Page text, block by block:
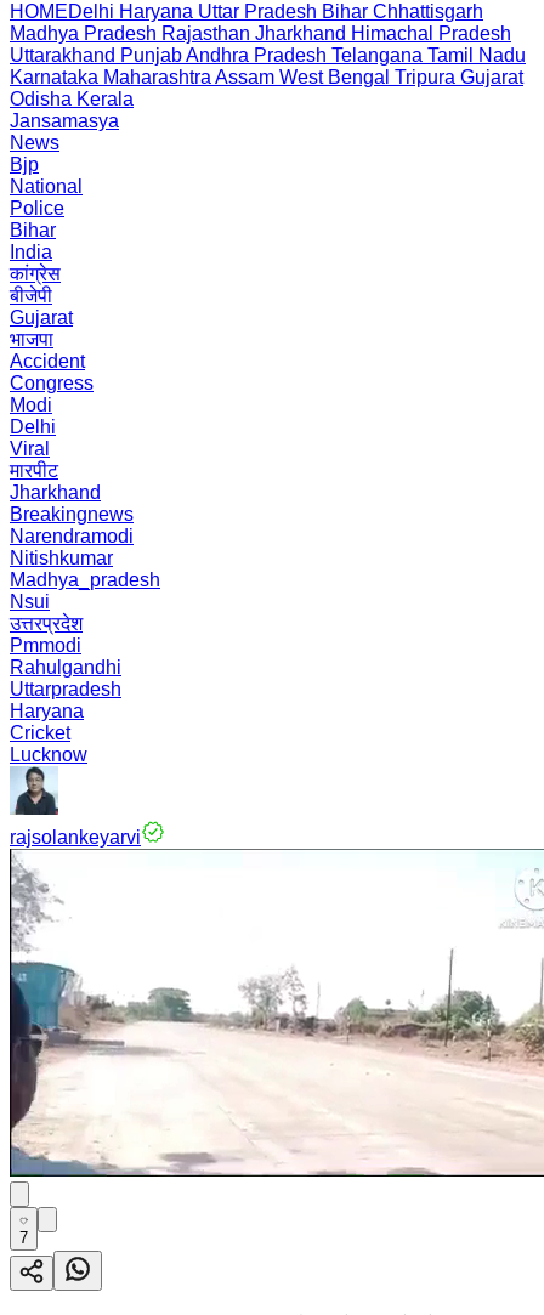
HOMEDelhi Haryana Uttar Pradesh Bihar Chhattisgarh
Madhya Pradesh Rajasthan Jharkhand Himachal Pradesh
Uttarakhand PunjabAndhra Pradesh Telangana Tamil Nadu
Karnataka Maharashtra Assam West Bengal Tripura Gujarat
Odisha Kerala
Jansamasya
News
Bjp
National
Police
Bihar
India
कांग्रेस
बीजेपी
Gujarat
भाजपा
Accident
Congress
Modi
Delhi
Viral
मारपीट
Jharkhand
Breakingnews
Narendramodi
Nitishkumar
Madhya_pradesh
Nsui
उत्तरप्रदेश
Pmmodi
Rahulgandhi
Uttarpradesh
Haryana
Cricket
Lucknow
rajsolankeyarvi
7